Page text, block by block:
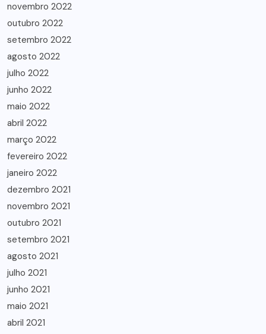
novembro 2022
outubro 2022
setembro 2022
agosto 2022
julho 2022
junho 2022
maio 2022
abril 2022
março 2022
fevereiro 2022
janeiro 2022
dezembro 2021
novembro 2021
outubro 2021
setembro 2021
agosto 2021
julho 2021
junho 2021
maio 2021
abril 2021